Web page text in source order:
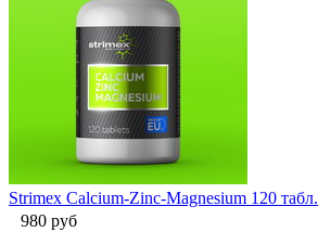
Strimex Calcium-Zinc-Magnesium 120 табл.
980 руб